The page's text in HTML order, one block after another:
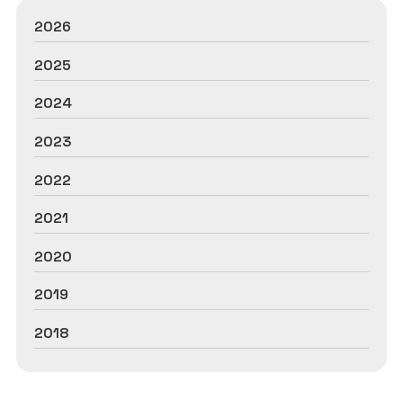
2026
2025
2024
2023
2022
2021
2020
2019
2018